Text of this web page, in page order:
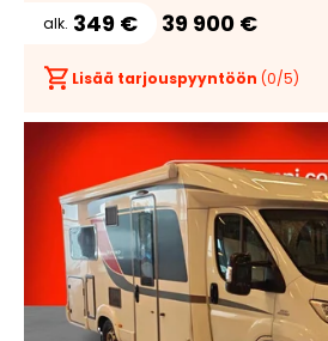
alk. 349 € 39 900 €
Lisää tarjouspyyntöön (0/5)